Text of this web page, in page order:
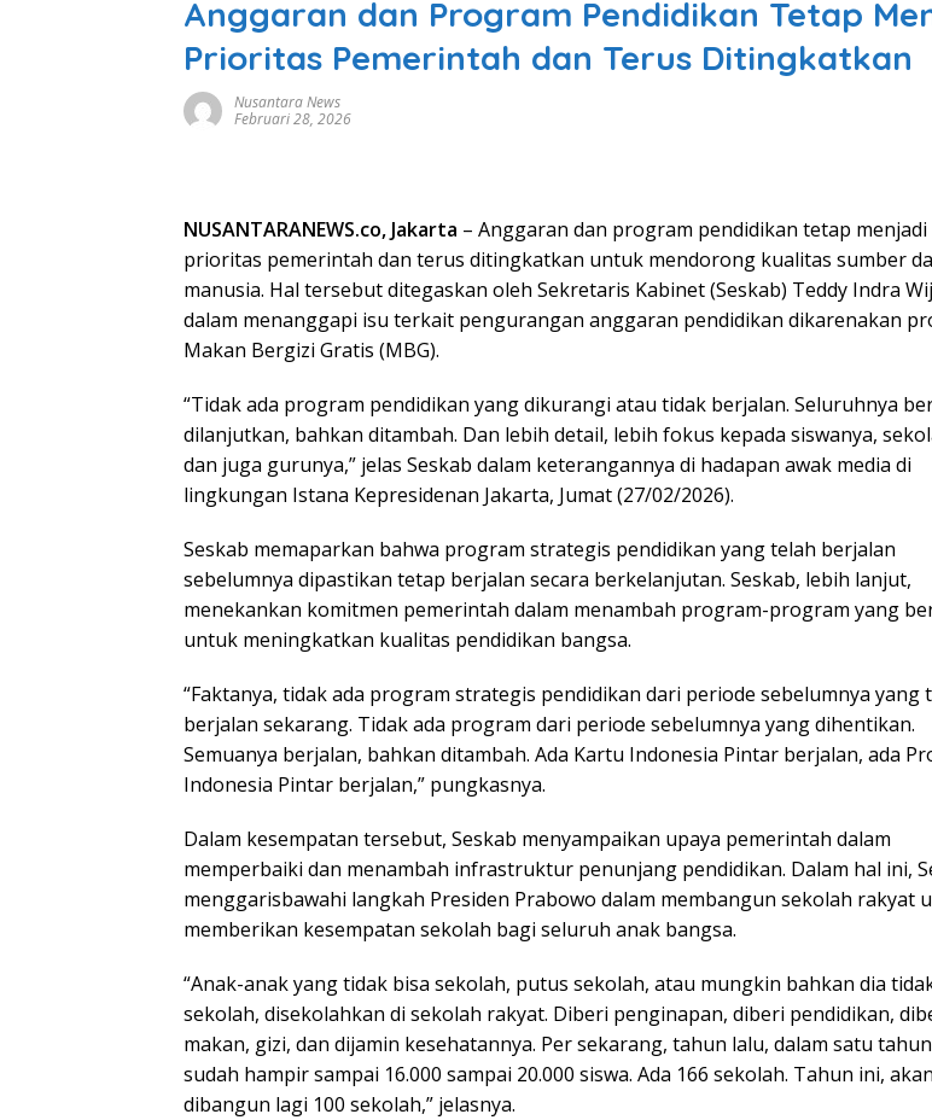
Anggaran dan Program Pendidikan Tetap
Prioritas Pemerintah dan Terus Ditingkatkan
Nusantara News
Februari 28, 2026
NUSANTARANEWS.co, Jakarta – Anggaran dan program pendidikan tetap menjadi
prioritas pemerintah dan terus ditingkatkan untuk mendorong kualitas sumber
manusia. Hal tersebut ditegaskan oleh Sekretaris Kabinet (Seskab) Teddy Indra
dalam menanggapi isu terkait pengurangan anggaran pendidikan dikarenakan
Makan Bergizi Gratis (MBG).
“Tidak ada program pendidikan yang dikurangi atau tidak berjalan. Seluruhnya
dilanjutkan, bahkan ditambah. Dan lebih detail, lebih fokus kepada siswanya,
dan juga gurunya,” jelas Seskab dalam keterangannya di hadapan awak media di
lingkungan Istana Kepresidenan Jakarta, Jumat (27/02/2026).
Seskab memaparkan bahwa program strategis pendidikan yang telah berjalan
sebelumnya dipastikan tetap berjalan secara berkelanjutan. Seskab, lebih lanjut,
menekankan komitmen pemerintah dalam menambah program-program yang
untuk meningkatkan kualitas pendidikan bangsa.
“Faktanya, tidak ada program strategis pendidikan dari periode sebelumnya yang
berjalan sekarang. Tidak ada program dari periode sebelumnya yang dihentikan.
Semuanya berjalan, bahkan ditambah. Ada Kartu Indonesia Pintar berjalan, ada
Indonesia Pintar berjalan,” pungkasnya.
Dalam kesempatan tersebut, Seskab menyampaikan upaya pemerintah dalam
memperbaiki dan menambah infrastruktur penunjang pendidikan. Dalam hal ini,
menggarisbawahi langkah Presiden Prabowo dalam membangun sekolah rakyat
memberikan kesempatan sekolah bagi seluruh anak bangsa.
“Anak-anak yang tidak bisa sekolah, putus sekolah, atau mungkin bahkan dia
sekolah, disekolahkan di sekolah rakyat. Diberi penginapan, diberi pendidikan,
makan, gizi, dan dijamin kesehatannya. Per sekarang, tahun lalu, dalam satu
sudah hampir sampai 16.000 sampai 20.000 siswa. Ada 166 sekolah. Tahun ini, akan
dibangun lagi 100 sekolah,” jelasnya.